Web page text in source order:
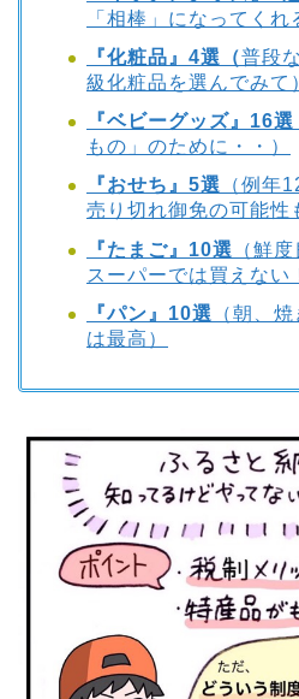
「相棒」になってくれ
『化粧品』4選
（普段
級化粧品を選んでみて
『ベビーグッズ』16選
もの」のために・・）
『おせち』5選
（例年
売り切れ御免の可能性
『たまご』10選
（鮮
スーパーでは買えない
『パン』10選
（朝、
は最高）